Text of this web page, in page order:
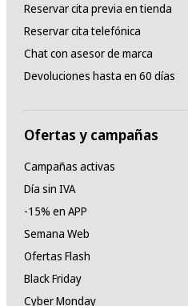
Reservar cita previa en tienda
Reservar cita telefónica
Chat con asesor de marca
Devoluciones hasta en 60 días
Ofertas y campañas
Campañas activas
Día sin IVA
-15% en APP
Semana Web
Ofertas Flash
Black Friday
Cyber Monday